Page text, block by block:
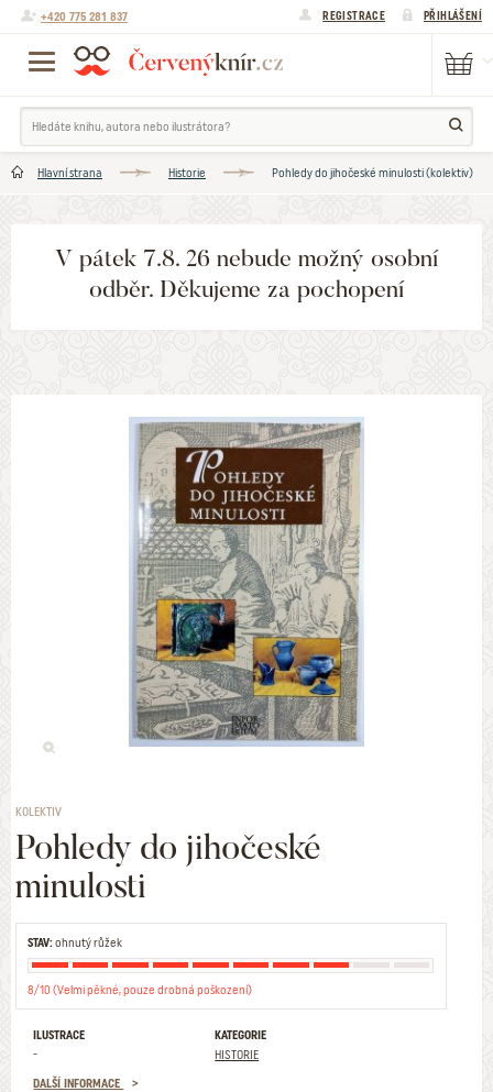
+420 775 281 837 REGISTRACE PŘIHLÁŠENÍ
Hlavní strana Historie Pohledy do jihočeské minulosti (kolektiv)
V pátek 7.8. 26 nebude možný osobní
odběr. Děkujeme za pochopení
KOLEKTIV
Pohledy do jihočeské
minulosti
STAV:ohnutý růžek
8/10 (Velmi pěkné, pouze drobná poškození)
ILUSTRACE
-
KATEGORIE
HISTORIE
DALŠÍ INFORMACE